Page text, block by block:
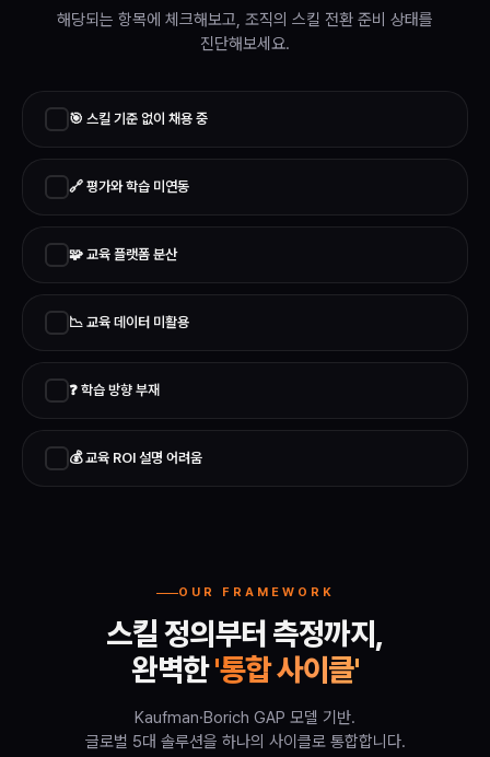
해당되는 항목에 체크해보고, 조직의 스킬 전환 준비 상태를
진단해보세요.
🎯 스킬 기준 없이 채용 중
🔗 평가와 학습 미연동
🧩 교육 플랫폼 분산
📉 교육 데이터 미활용
❓ 학습 방향 부재
💰 교육 ROI 설명 어려움
OUR FRAMEWORK
스킬 정의부터 측정까지,
완벽한'통합 사이클'
Kaufman·Borich GAP 모델 기반.
글로벌 5대 솔루션을 하나의 사이클로 통합합니다.